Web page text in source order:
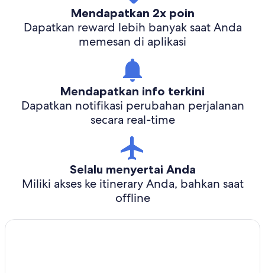
Mendapatkan 2x poin
Dapatkan reward lebih banyak saat Anda
memesan di aplikasi
Mendapatkan info terkini
Dapatkan notifikasi perubahan perjalanan
secara real-time
Selalu menyertai Anda
Miliki akses ke itinerary Anda, bahkan saat
offline